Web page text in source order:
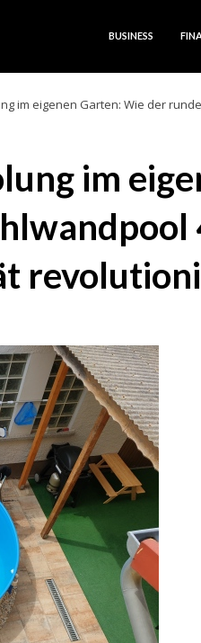
BUSINESS
im eigenen Garten: Wie der
im